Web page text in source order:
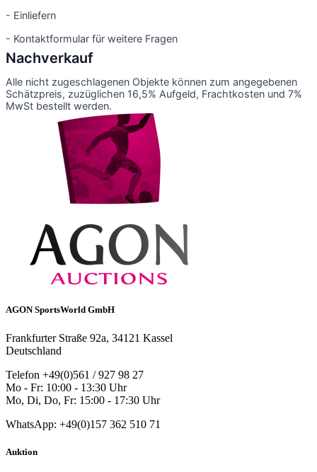
- Einliefern
- Kontaktformular für weitere Fragen
Nachverkauf
Alle nicht zugeschlagenen Objekte können zum angegebenen
Schätzpreis, zuzüglichen 16,5% Aufgeld, Frachtkosten und 7%
MwSt bestellt werden.
AGON SportsWorld GmbH
Frankfurter Straße 92a, 34121 Kassel
Deutschland
Telefon +49(0)561 / 927 98 27
Mo - Fr: 10:00 - 13:30 Uhr
Mo, Di, Do, Fr: 15:00 - 17:30 Uhr
WhatsApp: +49(0)157 362 510 71
Auktion